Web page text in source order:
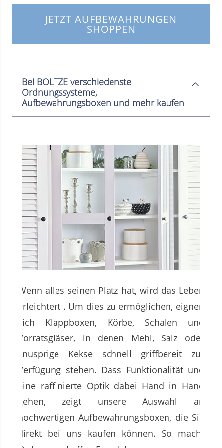
JETZT AUFBEWAHRUNGEN
SHOPPEN
Bei BOLTZE verschiedenste
Ordnungssysteme,
Aufbewahrungsboxen und mehr kaufen
Wenn alles seinen Platz hat, wird das Leben
erleichtert . Um dies zu ermöglichen, eignen
sich Klappboxen, Körbe, Schalen und
Vorratsgläser, in denen Mehl, Salz oder
knusprige Kekse schnell griffbereit zur
Verfügung stehen. Dass Funktionalität und
eine raffinierte Optik dabei Hand in Hand
gehen, zeigt unsere Auswahl an
hochwertigen Aufbewahrungsboxen, die Sie
direkt bei uns kaufen können. So macht